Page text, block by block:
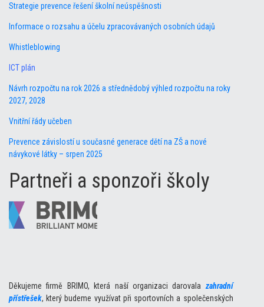
Strategie prevence řešení školní neúspěšnosti
Informace o rozsahu a účelu zpracovávaných osobních údajů
Whistleblowing
ICT plán
Návrh rozpočtu na rok 2026 a střednědobý výhled rozpočtu na roky
2027, 2028
Vnitřní řády učeben
Prevence závislostí u současné generace dětí na ZŠ a nové
návykové látky – srpen 2025
Partneři a sponzoři školy
Děkujeme firmě BRIMO, která naší organizaci darovala zahradní
přístřešek, který budeme využívat při sportovních a společenských